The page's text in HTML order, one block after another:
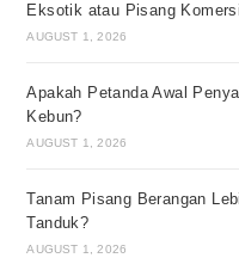
Eksotik atau Pisang
AUGUST 1, 2026
Apakah Petanda Awal
Kebun?
AUGUST 1, 2026
Tanam Pisang Berangan
Tanduk?
AUGUST 1, 2026